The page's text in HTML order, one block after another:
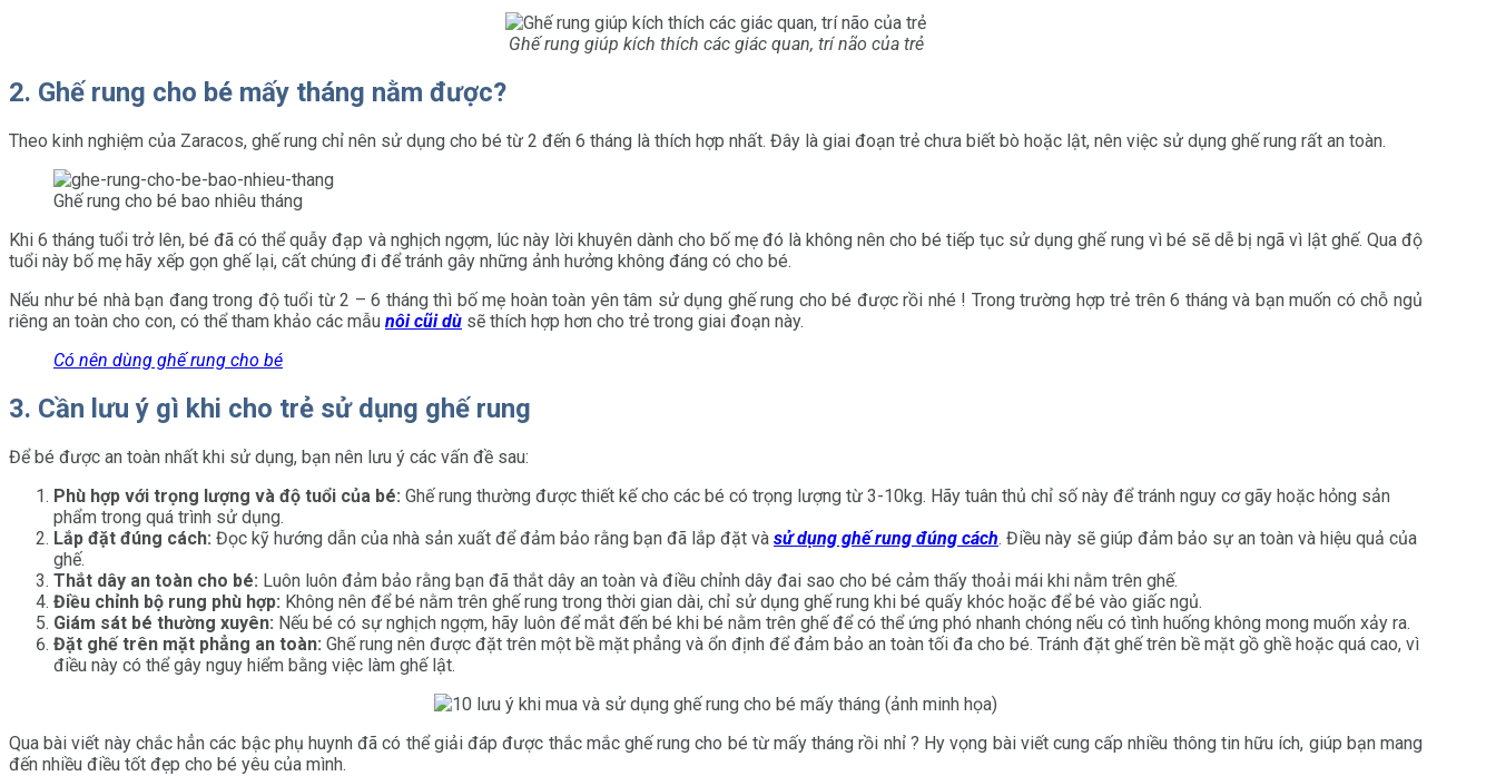
Ghế rung giúp kích thích các giác quan, trí não của trẻ
2. Ghế rung cho bé mấy tháng nằm được?
Theo kinh nghiệm của Zaracos, ghế rung chỉ nên sử dụng cho bé từ 2 đến 6 tháng là thích hợp nhất. Đây là giai đoạn trẻ chưa biết bò hoặc lật, nên việc sử dụng ghế rung rất an toàn.
Ghế rung cho bé bao nhiêu tháng
Khi 6 tháng tuổi trở lên, bé đã có thể quẫy đạp và nghịch ngợm, lúc này lời khuyên dành cho bố mẹ đó là không nên cho bé tiếp tục sử dụng ghế rung vì bé sẽ dễ bị ngã vì lật ghế. Qua độ
tuổi này bố mẹ hãy xếp gọn ghế lại, cất chúng đi để tránh gây những ảnh hưởng không đáng có cho bé.
Nếu như bé nhà bạn đang trong độ tuổi từ 2 – 6 tháng thì bố mẹ hoàn toàn yên tâm sử dụng ghế rung cho bé được rồi nhé ! Trong trường hợp trẻ trên 6 tháng và bạn muốn có chỗ ngủ
riêng an toàn cho con, có thể tham khảo các mẫu nôi cũi dù sẽ thích hợp hơn cho trẻ trong giai đoạn này.
Có nên dùng ghế rung cho bé
3. Cần lưu ý gì khi cho trẻ sử dụng ghế rung
Để bé được an toàn nhất khi sử dụng, bạn nên lưu ý các vấn đề sau:
Phù hợp với trọng lượng và độ tuổi của bé: Ghế rung thường được thiết kế cho các bé có trọng lượng từ 3-10kg. Hãy tuân thủ chỉ số này để tránh nguy cơ gãy hoặc hỏng sản
phẩm trong quá trình sử dụng.
Lắp đặt đúng cách: Đọc kỹ hướng dẫn của nhà sản xuất để đảm bảo rằng bạn đã lắp đặt và sử dụng ghế rung đúng cách. Điều này sẽ giúp đảm bảo sự an toàn và hiệu quả của
ghế.
Thắt dây an toàn cho bé: Luôn luôn đảm bảo rằng bạn đã thắt dây an toàn và điều chỉnh dây đai sao cho bé cảm thấy thoải mái khi nằm trên ghế.
Điều chỉnh bộ rung phù hợp: Không nên để bé nằm trên ghế rung trong thời gian dài, chỉ sử dụng ghế rung khi bé quấy khóc hoặc để bé vào giấc ngủ.
Giám sát bé thường xuyên: Nếu bé có sự nghịch ngợm, hãy luôn để mắt đến bé khi bé nằm trên ghế để có thể ứng phó nhanh chóng nếu có tình huống không mong muốn xảy ra.
Đặt ghế trên mặt phẳng an toàn: Ghế rung nên được đặt trên một bề mặt phẳng và ổn định để đảm bảo an toàn tối đa cho bé. Tránh đặt ghế trên bề mặt gồ ghề hoặc quá cao, vì
điều này có thể gây nguy hiểm bằng việc làm ghế lật.
Qua bài viết này chắc hẳn các bậc phụ huynh đã có thể giải đáp được thắc mắc ghế rung cho bé từ mấy tháng rồi nhỉ ? Hy vọng bài viết cung cấp nhiều thông tin hữu ích, giúp bạn mang
đến nhiều điều tốt đẹp cho bé yêu của mình.